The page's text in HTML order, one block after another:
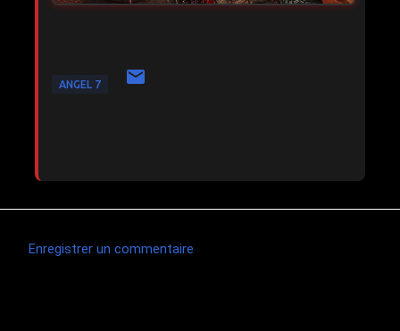
ANGEL 7
Enregistrer un commentaire